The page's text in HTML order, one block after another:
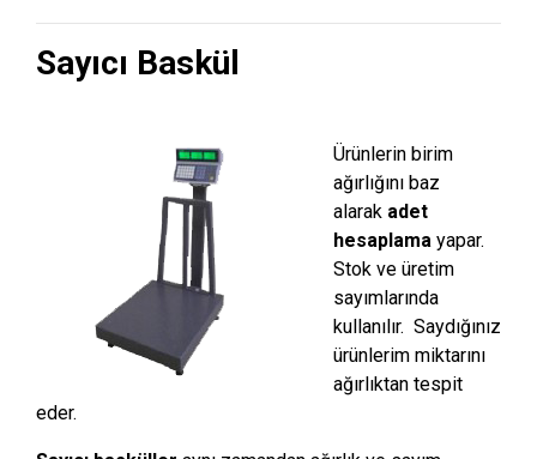
Sayıcı Baskül
Ürünlerin birim
ağırlığını baz
alarak adet
hesaplama yapar.
Stok ve üretim
sayımlarında
kullanılır. Saydığınız
ürünlerim miktarını
ağırlıktan tespit
eder.